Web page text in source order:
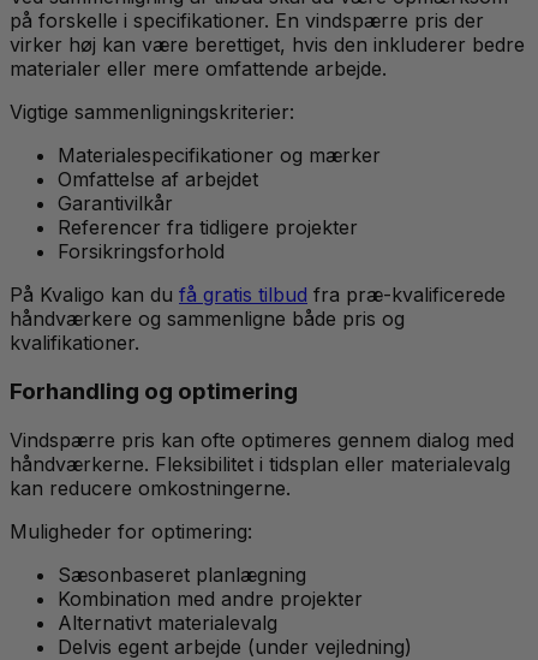
på forskelle i specifikationer. En vindspærre pris der
virker høj kan være berettiget, hvis den inkluderer bedre
materialer eller mere omfattende arbejde.
Vigtige sammenligningskriterier:
Materialespecifikationer og mærker
Omfattelse af arbejdet
Garantivilkår
Referencer fra tidligere projekter
Forsikringsforhold
På Kvaligo kan du få gratis tilbud fra præ-kvalificerede
håndværkere og sammenligne både pris og
kvalifikationer.
Forhandling og optimering
Vindspærre pris kan ofte optimeres gennem dialog med
håndværkerne. Fleksibilitet i tidsplan eller materialevalg
kan reducere omkostningerne.
Muligheder for optimering:
Sæsonbaseret planlægning
Kombination med andre projekter
Alternativt materialevalg
Delvis egent arbejde (under vejledning)